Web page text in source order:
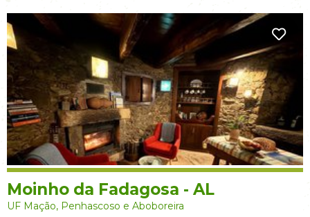
Moinho da Fadagosa - AL
UF Mação, Penhascoso e Aboboreira